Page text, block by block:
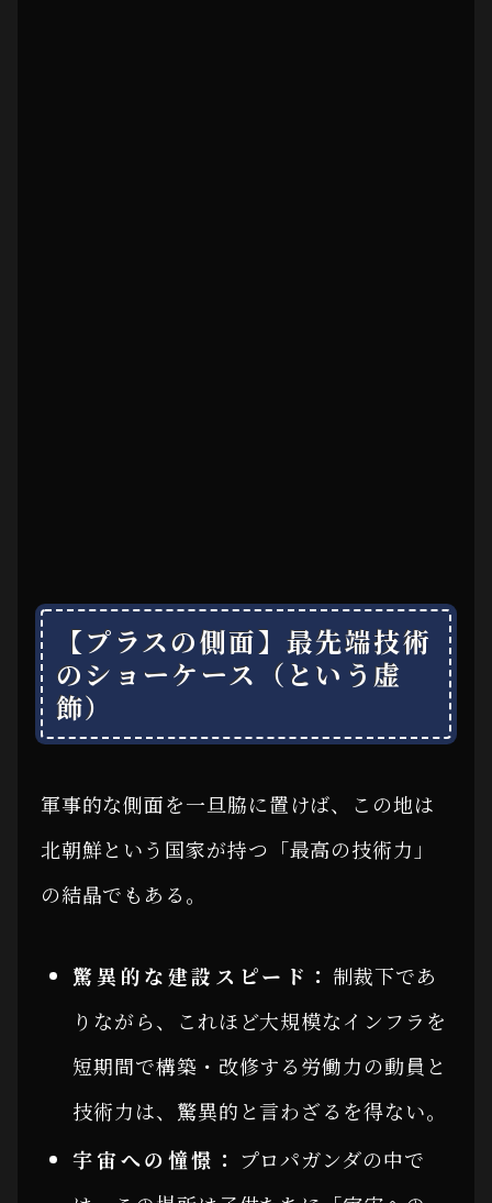
【プラスの側面】最先端技術
のショーケース（という虚
飾）
軍事的な側面を一旦脇に置けば、この地は
北朝鮮という国家が持つ「最高の技術力」
の結晶でもある。
驚異的な建設スピード： 制裁下であ
りながら、これほど大規模なインフラを
短期間で構築・改修する労働力の動員と
技術力は、驚異的と言わざるを得ない。
宇宙への憧憬： プロパガンダの中で